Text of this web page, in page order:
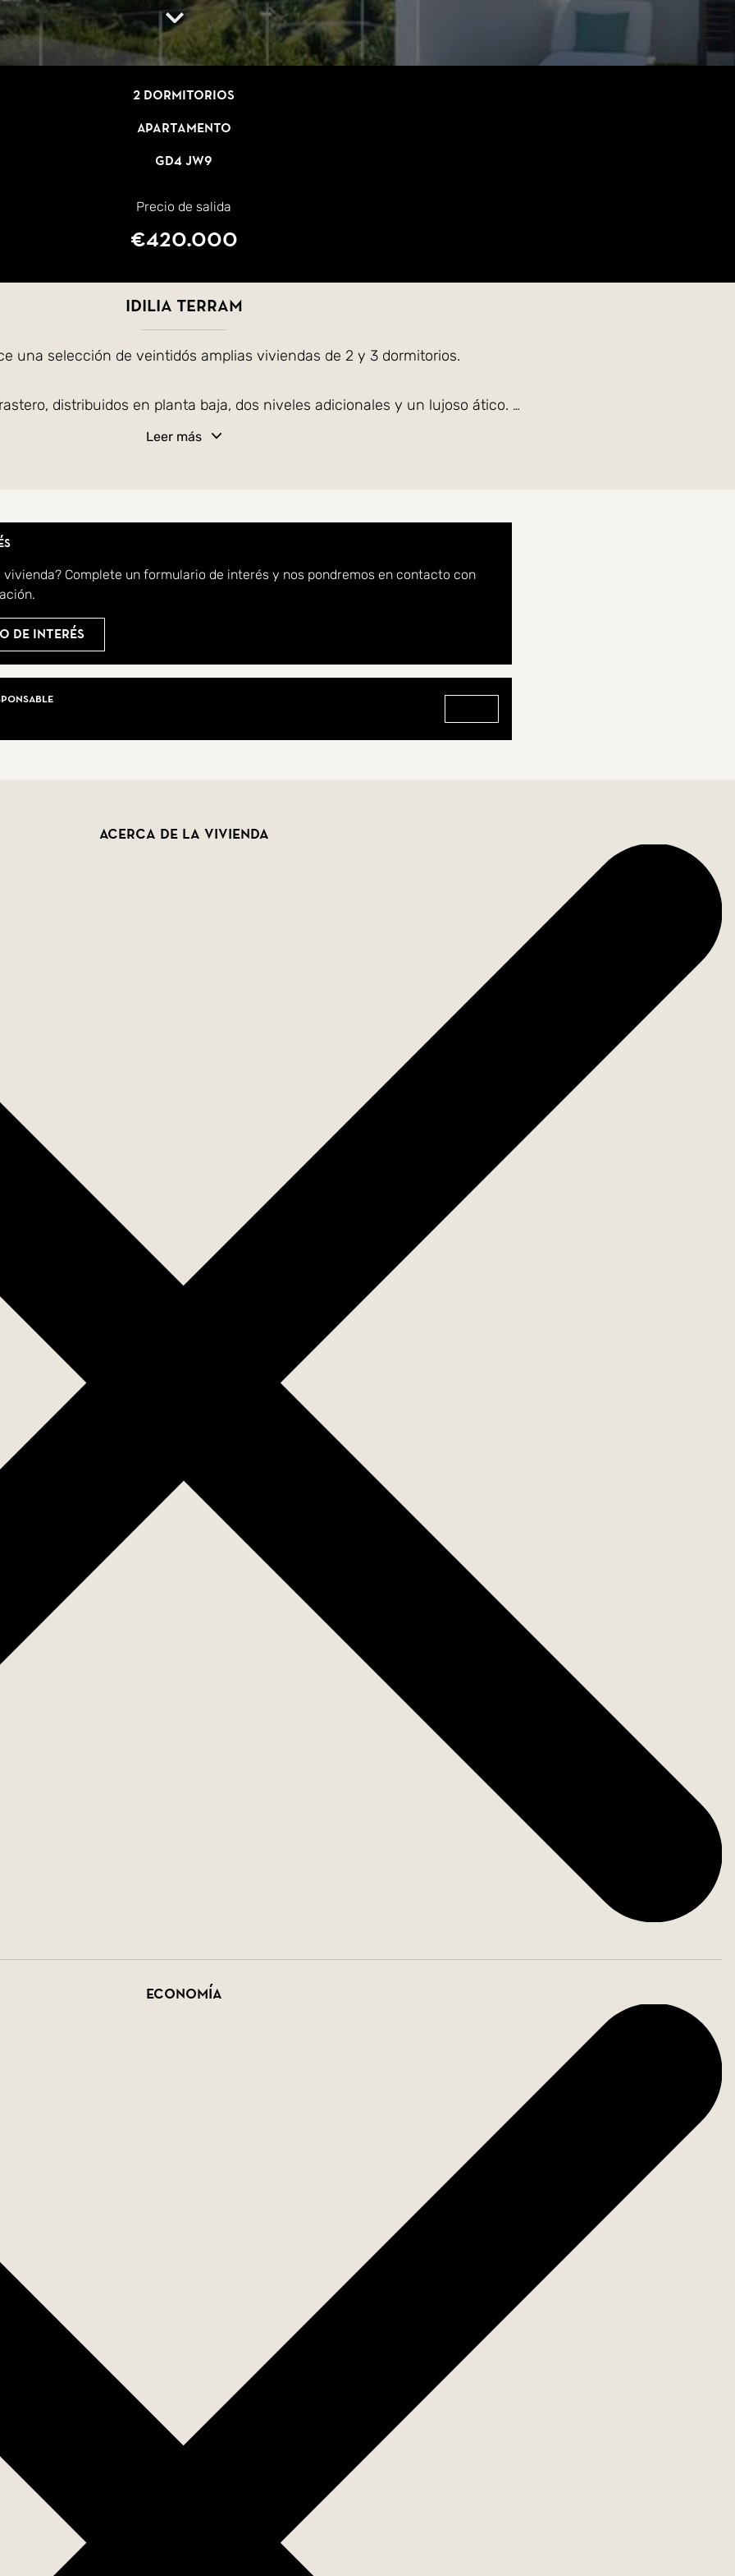
2 dormitorios
Apartamento
GD4 JW9
Precio de salida
€420.000
Idilia Terram
una selección de veintidós amplias viviendas de 2 y 3 dormitorios.
distribuidos en planta baja, dos niveles adicionales y un lujoso ático.
en Idilia Terram.
Real Estate.
Leer más
vivienda? Complete un formulario de interés y nos pondremos en contacto con
de interés
Acerca de la vivienda
Economía